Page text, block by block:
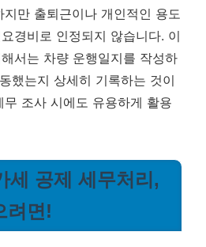
만 출퇴근이나 개인적인 용도
경비로 인정되지 않습니다. 이
서는 차량 운행일지를 작성하
했는지 상세히 기록하는 것이
조사 시에도 유용하게 활용
세 공제 세무처리,
려면!